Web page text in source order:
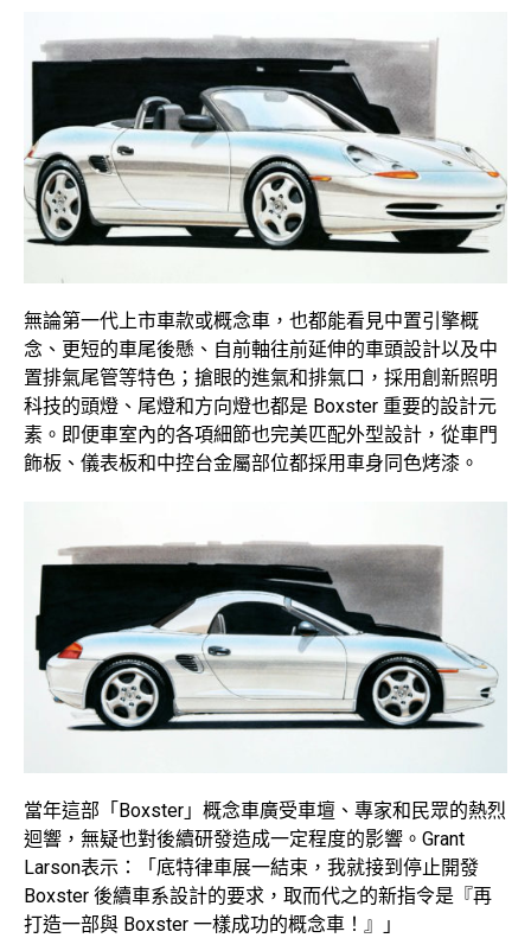
無論第一代上市車款或概念車，也都能看見中置引擎概
念、更短的車尾後懸、自前軸往前延伸的車頭設計以及中
置排氣尾管等特色；搶眼的進氣和排氣口，採用創新照明
科技的頭燈、尾燈和方向燈也都是 Boxster 重要的設計元
素。即便車室內的各項細節也完美匹配外型設計，從車門
飾板、儀表板和中控台金屬部位都採用車身同色烤漆。
當年這部「Boxster」概念車廣受車壇、專家和民眾的熱烈
迴響，無疑也對後續研發造成一定程度的影響。Grant
Larson表示：「底特律車展一結束，我就接到停止開發
Boxster 後續車系設計的要求，取而代之的新指令是『再
打造一部與 Boxster 一樣成功的概念車！』」